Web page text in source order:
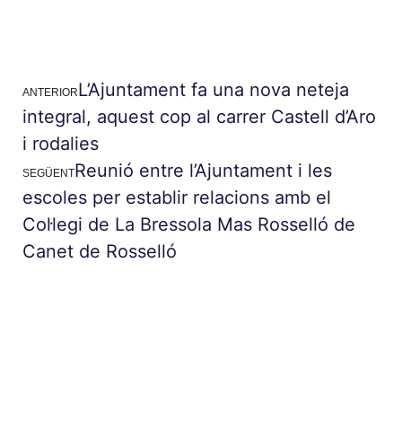
ANTERIORL’Ajuntament fa una nova neteja
integral, aquest cop al carrer Castell d’Aro
i rodalies
SEGÜENTReunió entre l’Ajuntament i les
escoles per establir relacions amb el
Col·legi de La Bressola Mas Rosselló de
Canet de Rosselló